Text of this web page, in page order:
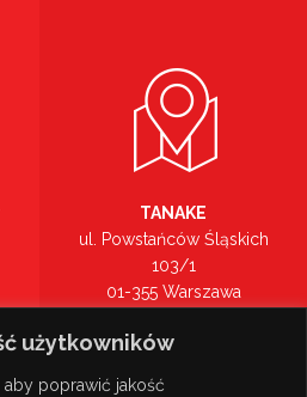
użytkowników
poprawić jakość
TANAKE
ul. Powstańców Śląskich
103/1
01-355 Warszawa
Zobacz na mapie >